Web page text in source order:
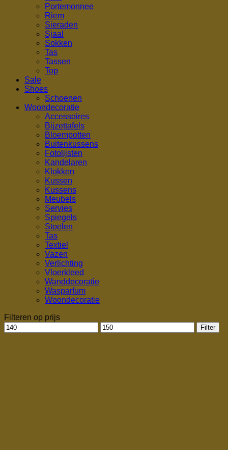
Portemonnee
Riem
Sieraden
Sjaal
Sokken
Tas
Tassen
Top
Sale
Shoes
Schoenen
Woondecoratie
Accessoires
Bijzettafels
Bloempotten
Buitenkussens
Fotolijsten
Kandelaren
Klokken
Kussen
Kussens
Meubels
Servies
Spiegels
Stoelen
Tas
Textiel
Vazen
Verlichting
Vloerkleed
Wanddecoratie
Wasparfum
Woondecoratie
Filteren op prijs
Min.
prijs
Max.
prijs
Filter